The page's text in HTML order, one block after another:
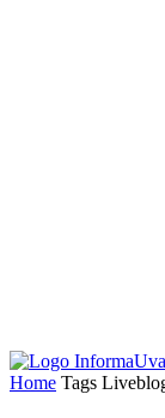
Home Tags